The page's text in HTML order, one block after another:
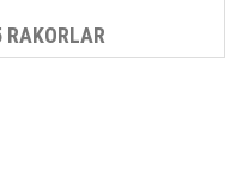
RAKORLAR